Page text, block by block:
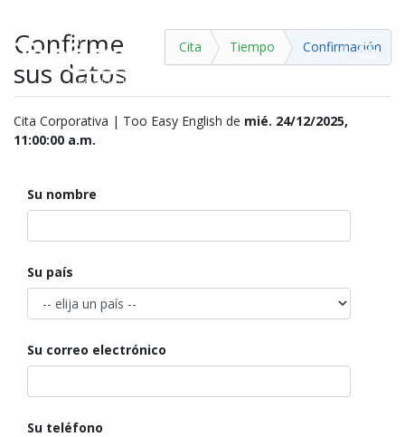
Cita Tiempo Confirmación
Confirme
sus datos
Cita Corporativa | Too Easy English de mié. 24/12/2025,
11:00:00 a.m.
Su nombre
Su país
Su correo electrónico
Su teléfono